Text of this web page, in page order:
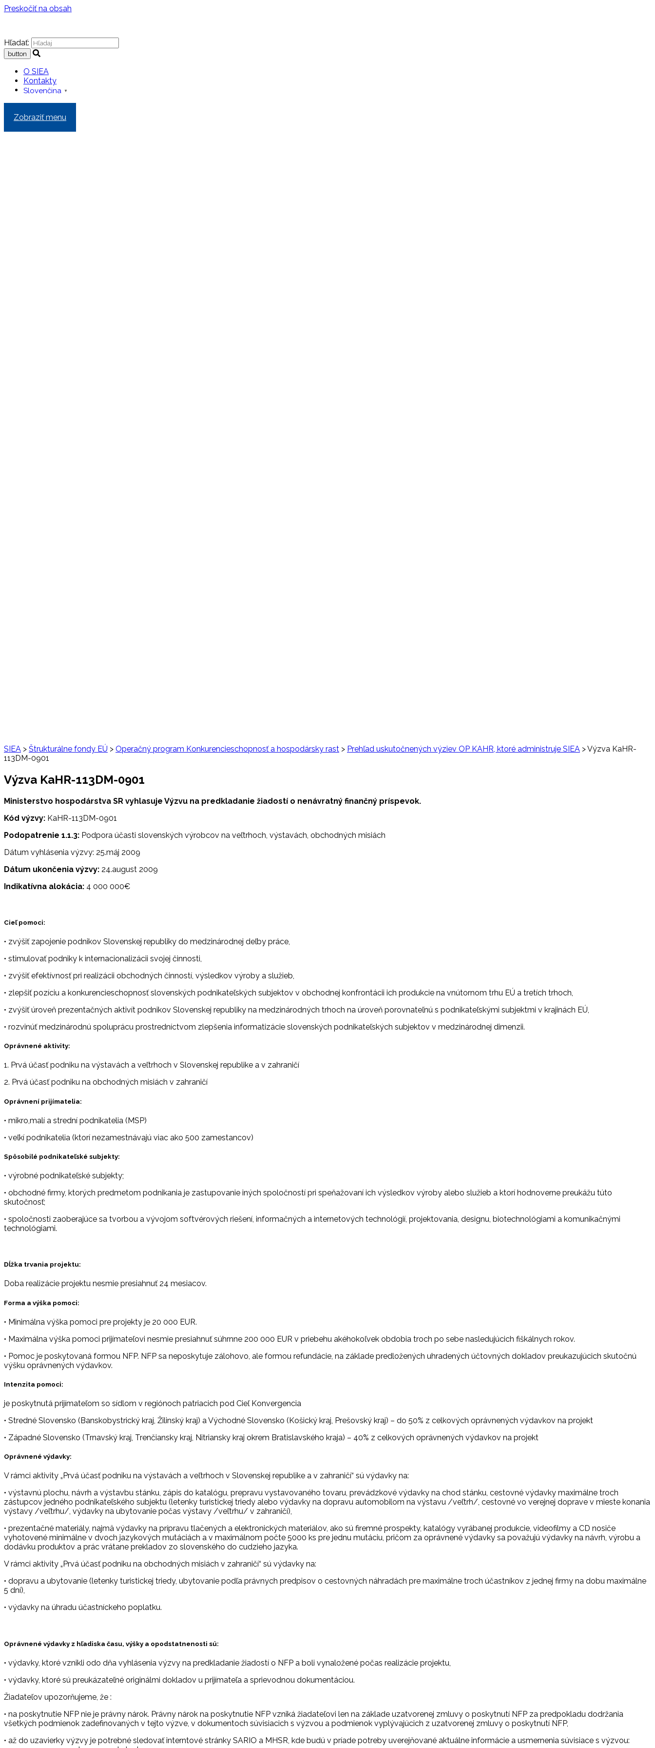
Preskočiť na obsah
Hľadať:
O SIEA
Kontakty
Slovenčina ▼
Zobraziť menu
SIEA > Štrukturálne fondy EÚ > Operačný program Konkurencieschopnosť a hospodársky rast > Prehľad uskutočnených výziev OP KAHR, ktoré administruje SIEA >Výzva KaHR-
113DM-0901
Výzva KaHR-113DM-0901
Ministerstvo hospodárstva SR vyhlasuje Výzvu na predkladanie žiadostí o nenávratný finančný príspevok.
Kód výzvy: KaHR-113DM-0901
Podopatrenie 1.1.3: Podpora účasti slovenských výrobcov na veľtrhoch, výstavách, obchodných misiách
Dátum vyhlásenia výzvy: 25.máj 2009
Dátum ukončenia výzvy: 24.august 2009
Indikatívna alokácia: 4 000 000€
Cieľ pomoci:
• zvýšiť zapojenie podnikov Slovenskej republiky do medzinárodnej deľby práce,
• stimulovať podniky k internacionalizácii svojej činnosti,
• zvýšiť efektívnosť pri realizácii obchodných činností, výsledkov výroby a služieb,
• zlepšiť pozíciu a konkurencieschopnosť slovenských podnikateľských subjektov v obchodnej konfrontácii ich produkcie na vnútornom trhu EÚ a tretích trhoch,
• zvýšiť úroveň prezentačných aktivít podnikov Slovenskej republiky na medzinárodných trhoch na úroveň porovnateľnú s podnikateľskými subjektmi v krajinách EÚ,
• rozvinúť medzinárodnú spoluprácu prostredníctvom zlepšenia informatizácie slovenských podnikateľských subjektov v medzinárodnej dimenzii.
Oprávnené aktivity:
1. Prvá účasť podniku na výstavách a veľtrhoch v Slovenskej republike a v zahraničí
2. Prvá účasť podniku na obchodných misiách v zahraničí
Oprávnení prijímatelia:
• mikro,malí a strední podnikatelia (MSP)
• veľkí podnikatelia (ktorí nezamestnávajú viac ako 500 zamestancov)
Spôsobilé podnikateľské subjekty:
• výrobné podnikateľské subjekty;
• obchodné firmy, ktorých predmetom podnikania je zastupovanie iných spoločností pri speňažovaní ich výsledkov výroby alebo služieb a ktorí hodnoverne preukážu túto
skutočnosť;
• spoločnosti zaoberajúce sa tvorbou a vývojom softvérových riešení, informačných a internetových technológií, projektovania, designu, biotechnológiami a komunikačnými
technológiami.
Dĺžka trvania projektu:
Doba realizácie projektu nesmie presiahnuť 24 mesiacov.
Forma a výška pomoci:
• Minimálna výška pomoci pre projekty je 20 000 EUR.
• Maximálna výška pomoci prijímateľovi nesmie presiahnuť súhrnne 200 000 EUR v priebehu akéhokoľvek obdobia troch po sebe nasledujúcich fiškálnych rokov.
• Pomoc je poskytovaná formou NFP. NFP sa neposkytuje zálohovo, ale formou refundácie, na základe predložených uhradených účtovných dokladov preukazujúcich skutočnú
výšku oprávnených výdavkov.
Intenzita pomoci:
je poskytnutá prijímateľom so sídlom v regiónoch patriacich pod Cieľ Konvergencia
• Stredné Slovensko (Banskobystrický kraj, Žilinský kraj) a Východné Slovensko (Košický kraj, Prešovský kraj) – do 50% z celkových oprávnených výdavkov na projekt
• Západné Slovensko (Trnavský kraj, Trenčiansky kraj, Nitriansky kraj okrem Bratislavského kraja) – 40% z celkových oprávnených výdavkov na projekt
Oprávnené výdavky:
V rámci aktivity „Prvá účasť podniku na výstavách a veľtrhoch v Slovenskej republike a v zahraničí“ sú výdavky na:
• výstavnú plochu, návrh a výstavbu stánku, zápis do katalógu, prepravu vystavovaného tovaru, prevádzkové výdavky na chod stánku, cestovné výdavky maximálne troch
zástupcov jedného podnikateľského subjektu (letenky turistickej triedy alebo výdavky na dopravu automobilom na výstavu /veľtrh/, cestovné vo verejnej doprave v mieste konania
výstavy /veľtrhu/, výdavky na ubytovanie počas výstavy /veľtrhu/ v zahraničí),
• prezentačné materiály, najmä výdavky na prípravu tlačených a elektronických materiálov, ako sú firemné prospekty, katalógy vyrábanej produkcie, videofilmy a CD nosiče
vyhotovené minimálne v dvoch jazykových mutáciách a v maximálnom počte 5000 ks pre jednu mutáciu, pričom za oprávnené výdavky sa považujú výdavky na návrh, výrobu a
dodávku produktov a prác vrátane prekladov zo slovenského do cudzieho jazyka.
V rámci aktivity „Prvá účasť podniku na obchodných misiách v zahraničí“ sú výdavky na:
• dopravu a ubytovanie (letenky turistickej triedy, ubytovanie podľa právnych predpisov o cestovných náhradách pre maximálne troch účastníkov z jednej firmy na dobu maximálne
5 dní),
• výdavky na úhradu účastníckeho poplatku.
Oprávnené výdavky z hľadiska času, výšky a opodstatnenosti sú:
• výdavky, ktoré vznikli odo dňa vyhlásenia výzvy na predkladanie žiadostí o NFP a boli vynaložené počas realizácie projektu,
• výdavky, ktoré sú preukázateľné originálmi dokladov u prijímateľa a sprievodnou dokumentáciou.
Žiadateľov upozorňujeme, že :
• na poskytnutie NFP nie je právny nárok. Právny nárok na poskytnutie NFP vzniká žiadateľovi len na základe uzatvorenej zmluvy o poskytnutí NFP za predpokladu dodržania
všetkých podmienok zadefinovaných v tejto výzve, v dokumentoch súvisiacich s výzvou a podmienok vyplývajúcich z uzatvorenej zmluvy o poskytnutí NFP,
• až do uzavierky výzvy je potrebné sledovať interntové stránky SARIO a MHSR, kde budú v príade potreby uverejňované aktuálne informácie a usmernenia súvisiace s výzvou: